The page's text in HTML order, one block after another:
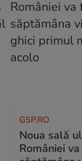
GSP.RO
Noua sală
României